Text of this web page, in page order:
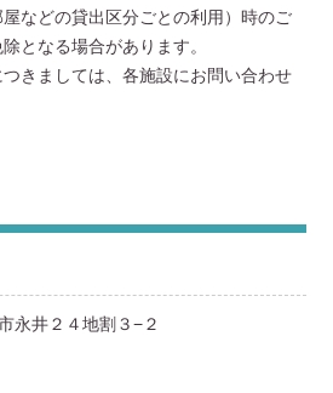
などの貸出区分ごとの利用）時のご
となる場合があります。
きましては、各施設にお問い合わせ
永井２４地割３−２